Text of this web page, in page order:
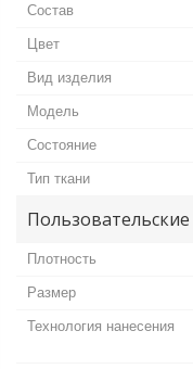
Состав
Цвет
Вид изделия
Мoдель
Состояние
Тип ткани
Плотность
Размер
Технология нанесения